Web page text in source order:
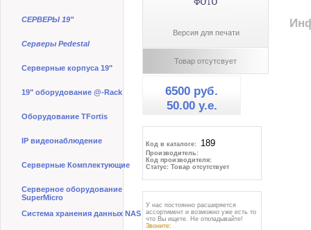
СЕРВЕРЫ 19"
Серверы Pedestal
Серверные корпуса 19"
19" оборудование @-Rack
Оборудование TFortis
IP видеонаблюдение
Серверные Комплектующие
Серверное оборудование
SuperMicro
Система хранения данных NAS
Версия для печати
Товар отсутсвует
6500 руб.
50.00 y.e.
Код в каталоге:
Производитель:
Код производителя:
Статус: Товар отсутствует
У нас постоянно расширяется
ассортимент и возможно уже есть то
что Вы ищете. Не откладывайте!
Звоните: